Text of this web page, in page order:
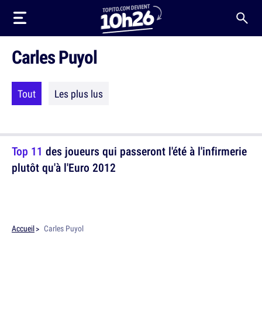
Carles Puyol
Tout Les plus lus
Top 11 des joueurs qui passeront l'été à l'infirmerie
plutôt qu'à l'Euro 2012
Accueil Carles Puyol